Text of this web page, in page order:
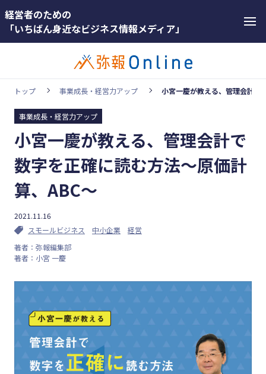
経営者のための
「いちばん身近なビジネス情報メディア」
カテゴリー
顧客獲得・売上アップ
人材（採用・育成・定着）
事業成長・経営力アップ
経営ノウハウ＆トレンド
業務効率化
キーワード
#インボイス
#インボイス制度
#電子帳簿保存法
ホットワー
#インボ
イス
#インボ
イス制度
#電子帳
簿保存法
#資金調
#生産性
トップ 事業成長・経営力アップ 小宮一慶が教える、管理会計で
事業成長・経営力アップ
小宮一慶が教える、管理会計で
数字を正確に読む方法～原価計
算、ABC～
2021.11.16
スモールビジネス
中小企業
経営
著者：弥報編集部
著者：小宮 一慶